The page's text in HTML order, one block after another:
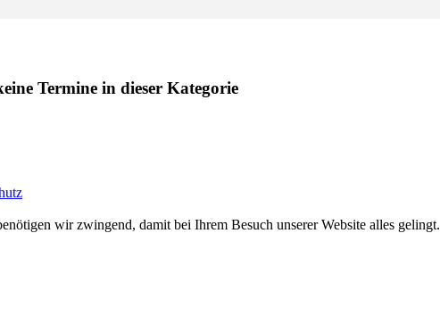
Termine in dieser Kategorie
wir zwingend, damit bei Ihrem Besuch unserer Website alles gelingt.